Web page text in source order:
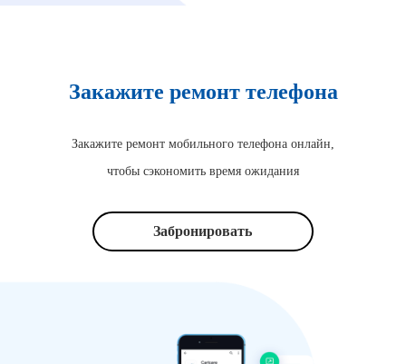
Закажите ремонт телефона
Закажите ремонт мобильного телефона онлайн,
чтобы сэкономить время ожидания
Забронировать